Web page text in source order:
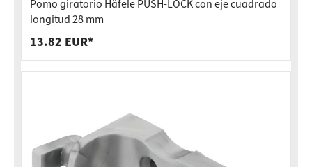
Pomo giratorio Häfele PUSH-LOCK con eje cuadrado
longitud 28 mm
13.82 EUR*